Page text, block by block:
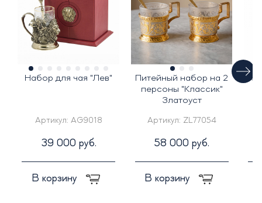
Набор для чая "Лев"
Артикул: AG9018
39 000 руб.
В корзину
Питейный набор на 2
персоны "Классик"
Златоуст
Артикул: ZL77054
58 000 руб.
В корзину